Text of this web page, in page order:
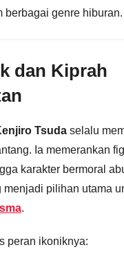
berbagai genre hiburan.
dan Kiprah
Tsuda selalu
Ia memerankan
karakter bermoral
pilihan utama
.
peran ikoniknya: